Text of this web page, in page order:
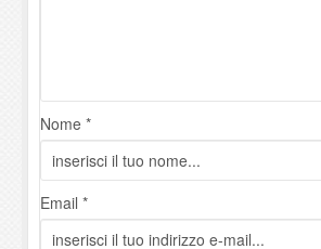
Nome *
Email *